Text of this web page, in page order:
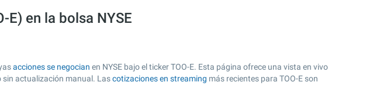
E) en la bolsa NYSE
acciones se negocian en NYSE bajo el ticker TOO-E. Esta página ofrece una vista en vivo
sin actualización manual. Lascotizaciones en streaming más recientes para TOO-E son